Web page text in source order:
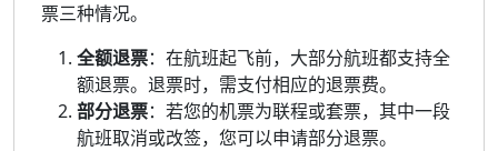
票三种情况。
全额退票：在航班起飞前，大部分航班都支持全
额退票。退票时，需支付相应的退票费。
部分退票：若您的机票为联程或套票，其中一段
航班取消或改签，您可以申请部分退票。